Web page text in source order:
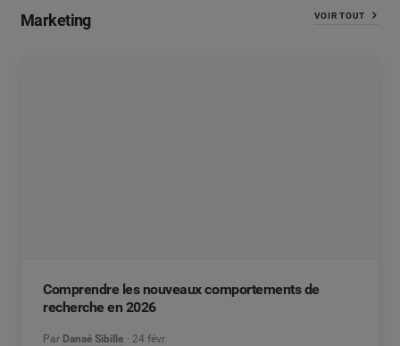
Marketing VOIR TOUT
Comprendre les nouveaux comportements de
recherche en 2026
Par Danaé Sibille 24 févr